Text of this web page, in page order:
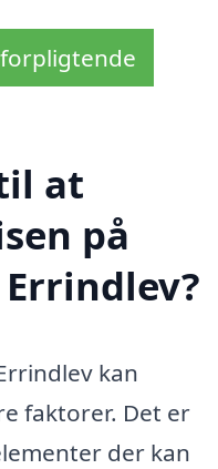
at
på
kan
faktorer. Det er
der kan